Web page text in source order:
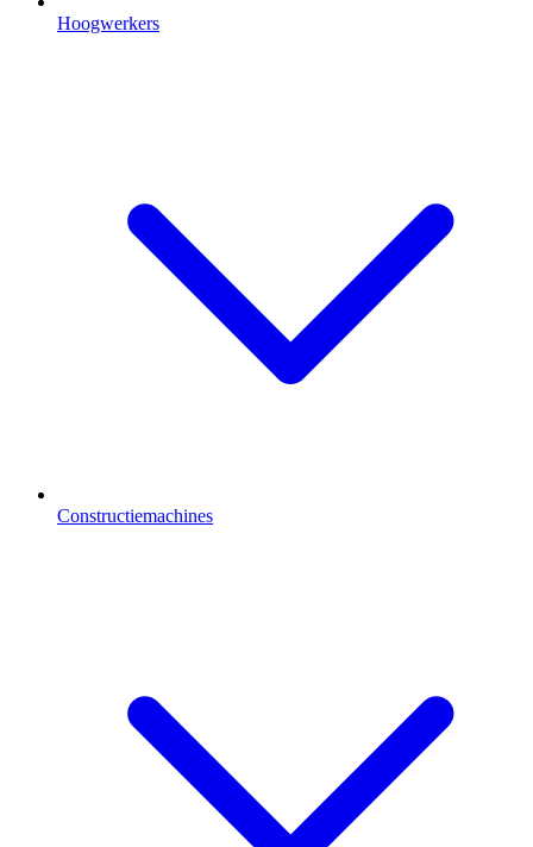
Hoogwerkers
Constructiemachines